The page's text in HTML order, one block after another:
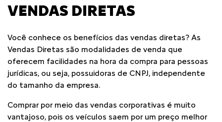
VENDAS DIRETAS
Você conhece os benefícios das vendas diretas? As
Vendas Diretas são modalidades de venda que
oferecem facilidades na hora da compra para pessoas
jurídicas, ou seja, possuidoras de CNPJ, independente
do tamanho da empresa.
Comprar por meio das vendas corporativas é muito
vantajoso, pois os veículos saem por um preço melhor